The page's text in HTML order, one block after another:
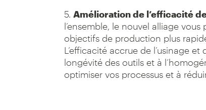
5. Amélioration de l’efficacité
l’ensemble, le nouvel alliage vous
objectifs de production plus
L’efficacité accrue de l’usinage
longévité des outils et à
optimiser vos processus et à